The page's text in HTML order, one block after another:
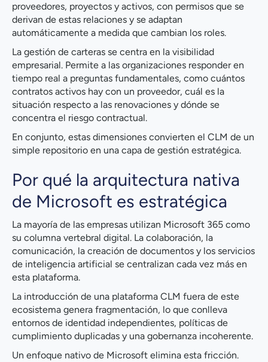
proveedores, proyectos y activos, con permisos que se
derivan de estas relaciones y se adaptan
automáticamente a medida que cambian los roles.
La gestión de carteras se centra en la visibilidad
empresarial. Permite a las organizaciones responder en
tiempo real a preguntas fundamentales, como cuántos
contratos activos hay con un proveedor, cuál es la
situación respecto a las renovaciones y dónde se
concentra el riesgo contractual.
En conjunto, estas dimensiones convierten el CLM de un
simple repositorio en una capa de gestión estratégica.
Por qué la arquitectura nativa
de Microsoft es estratégica
La mayoría de las empresas utilizan Microsoft 365 como
su columna vertebral digital. La colaboración, la
comunicación, la creación de documentos y los servicios
de inteligencia artificial se centralizan cada vez más en
esta plataforma.
La introducción de una plataforma CLM fuera de este
ecosistema genera fragmentación, lo que conlleva
entornos de identidad independientes, políticas de
cumplimiento duplicadas y una gobernanza incoherente.
Un enfoque nativo de Microsoft elimina esta fricción.